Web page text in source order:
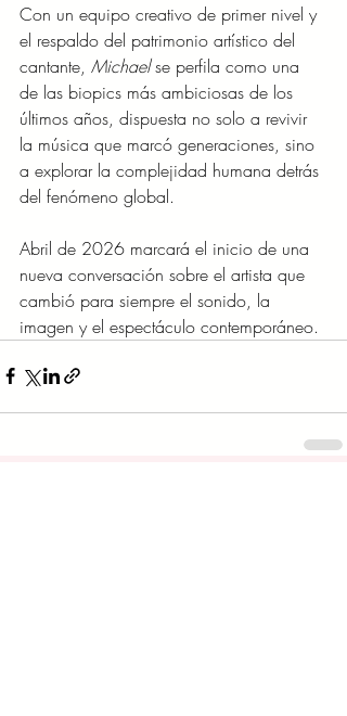
Con un equipo creativo de primer nivel y
el respaldo del patrimonio artístico del
cantante, Michael se perfila como una
de las biopics más ambiciosas de los
últimos años, dispuesta no solo a revivir
la música que marcó generaciones, sino
a explorar la complejidad humana detrás
del fenómeno global.
Abril de 2026 marcará el inicio de una
nueva conversación sobre el artista que
cambió para siempre el sonido, la
imagen y el espectáculo contemporáneo.